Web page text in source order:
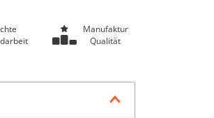
Manufaktur
Qualität